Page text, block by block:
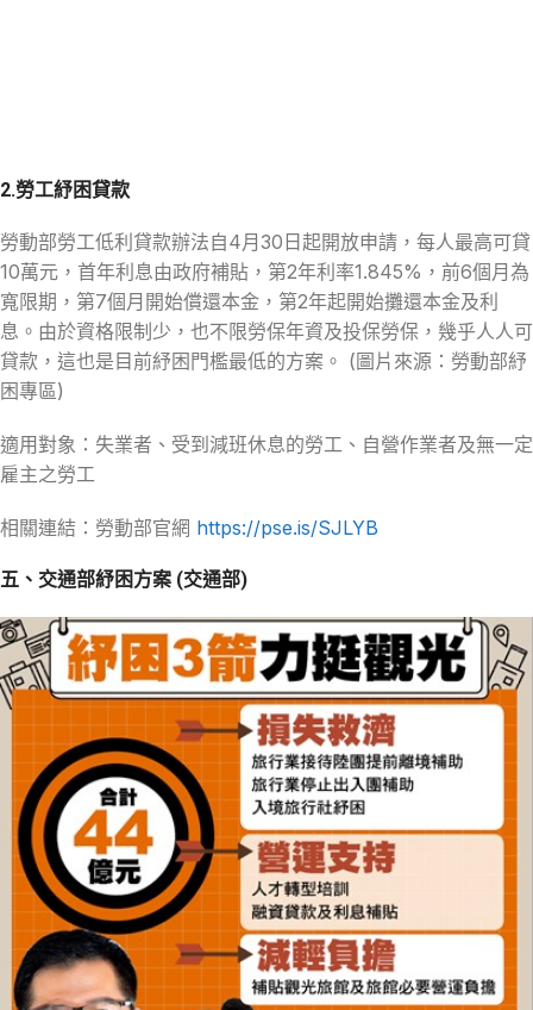
2.勞工紓困貸款
勞動部勞工低利貸款辦法自4月30日起開放申請，每人最高可貸
10萬元，首年利息由政府補貼，第2年利率1.845%，前6個月為
寬限期，第7個月開始償還本金，第2年起開始攤還本金及利
息。由於資格限制少，也不限勞保年資及投保勞保，幾乎人人可
貸款，這也是目前紓困門檻最低的方案。 (圖片來源：勞動部紓
困專區)
適用對象：失業者、受到減班休息的勞工、自營作業者及無一定
雇主之勞工
相關連結：勞動部官網 https://pse.is/SJLYB
五、交通部紓困方案 (交通部)